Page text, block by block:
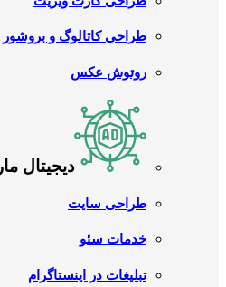
طراحی کاتالوگ و بروشور
روتوش عکس
دیجیتال
طراحی سایت
خدمات سئو
تبلیغات در اینستاگرام